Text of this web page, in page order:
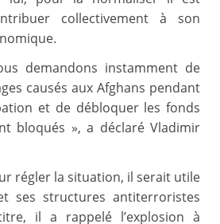
collectivement à son
demandons instamment de
causés aux Afghans pendant
et de débloquer les fonds
bloqués », a déclaré Vladimir
régler la situation, il serait utile
et ses structures antiterroristes
il a rappelé l’explosion à